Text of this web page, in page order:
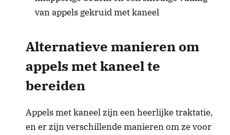
van appels gekruid met kaneel
Alternatieve manieren om
appels met kaneel te
bereiden
Appels met kaneel zijn een heerlijke traktatie,
en er zijn verschillende manieren om ze voor